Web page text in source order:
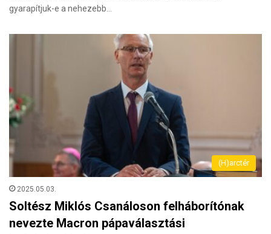
gyarapítjuk-e a nehezebb…
(H)arctér
2025.05.03.
Soltész Miklós Csanáloson felháborítónak
nevezte Macron pápaválasztási